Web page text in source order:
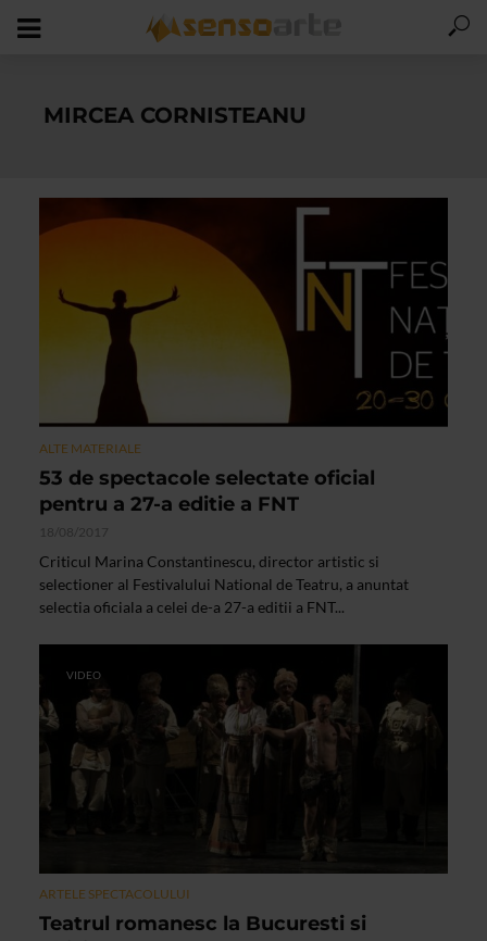
MIRCEA CORNISTEANU
ALTE MATERIALE
53 de spectacole selectate oficial
pentru a 27-a editie a FNT
18/08/2017
Criticul Marina Constantinescu, director artistic si
selectioner al Festivalului National de Teatru, a anuntat
selectia oficiala a celei de-a 27-a editii a FNT...
VIDEO
ARTELE SPECTACOLULUI
Teatrul romanesc la Bucuresti si